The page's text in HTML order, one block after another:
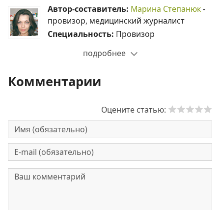
Автор-составитель: Марина Степанюк-
провизор, медицинский журналист
Специальность: Провизор
подробнее
Комментарии
Оцените статью: